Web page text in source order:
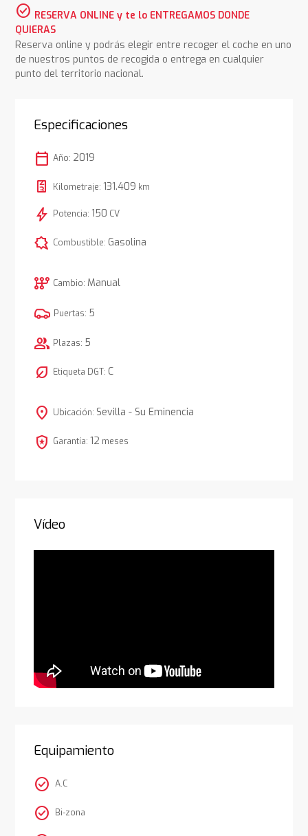
check_circle RESERVA ONLINE y te lo ENTREGAMOS DONDE
QUIERAS
Reserva online y podrás elegir entre recoger el coche en uno
de nuestros puntos de recogida o entrega en cualquier
punto del territorio nacional.
Especificaciones
calendar_today Año: 2019
Kilometraje: 131.409 km
bolt Potencia: 150 CV
comic_bubble Combustible: Gasolina
auto_transmission Cambio: Manual
Puertas: 5
group Plazas: 5
nest_eco_leaf Etiqueta DGT: C
location_on Ubicación: Sevilla - Su Eminencia
local_police Garantía: 12 meses
Vídeo
Equipamiento
check_circle A.C
check_circle Bi-zona